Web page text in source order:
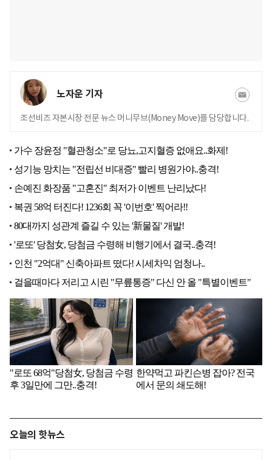
노자운 기자
조선비즈 자본시장 전문 뉴스 머니무브(Money Move)를 담당합니다.
오늘의 핫뉴스